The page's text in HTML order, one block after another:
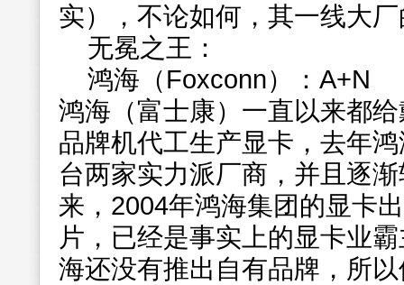
实），不论如何，其一线大
无冕之王：
鸿海（Foxconn）：A+N
鸿海（富士康）一直以来都
品牌机代工生产显卡，去年
台两家实力派厂商，并且逐
来，2004年鸿海集团的显卡
片，已经是事实上的显卡业
海还没有推出自有品牌，所